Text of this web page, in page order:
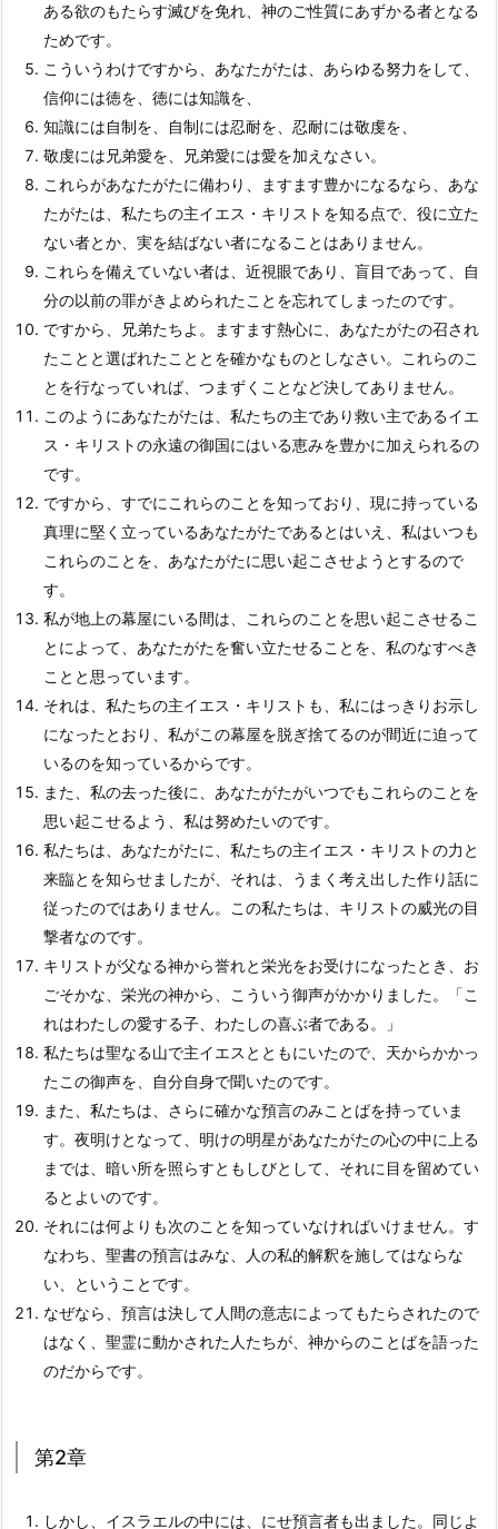
ある欲のもたらす滅びを免れ、神のご性質にあずかる者となる
ためです。
こういうわけですから、あなたがたは、あらゆる努力をして、
信仰には徳を、徳には知識を、
知識には自制を、自制には忍耐を、忍耐には敬虔を、
敬虔には兄弟愛を、兄弟愛には愛を加えなさい。
これらがあなたがたに備わり、ますます豊かになるなら、あな
たがたは、私たちの主イエス・キリストを知る点で、役に立た
ない者とか、実を結ばない者になることはありません。
これらを備えていない者は、近視眼であり、盲目であって、自
分の以前の罪がきよめられたことを忘れてしまったのです。
ですから、兄弟たちよ。ますます熱心に、あなたがたの召され
たことと選ばれたこととを確かなものとしなさい。これらのこ
とを行なっていれば、つまずくことなど決してありません。
このようにあなたがたは、私たちの主であり救い主であるイエ
ス・キリストの永遠の御国にはいる恵みを豊かに加えられるの
です。
ですから、すでにこれらのことを知っており、現に持っている
真理に堅く立っているあなたがたであるとはいえ、私はいつも
これらのことを、あなたがたに思い起こさせようとするので
す。
私が地上の幕屋にいる間は、これらのことを思い起こさせるこ
とによって、あなたがたを奮い立たせることを、私のなすべき
ことと思っています。
それは、私たちの主イエス・キリストも、私にはっきりお示し
になったとおり、私がこの幕屋を脱ぎ捨てるのが間近に迫って
いるのを知っているからです。
また、私の去った後に、あなたがたがいつでもこれらのことを
思い起こせるよう、私は努めたいのです。
私たちは、あなたがたに、私たちの主イエス・キリストの力と
来臨とを知らせましたが、それは、うまく考え出した作り話に
従ったのではありません。この私たちは、キリストの威光の目
撃者なのです。
キリストが父なる神から誉れと栄光をお受けになったとき、お
ごそかな、栄光の神から、こういう御声がかかりました。「こ
れはわたしの愛する子、わたしの喜ぶ者である。」
私たちは聖なる山で主イエスとともにいたので、天からかかっ
たこの御声を、自分自身で聞いたのです。
また、私たちは、さらに確かな預言のみことばを持っていま
す。夜明けとなって、明けの明星があなたがたの心の中に上る
までは、暗い所を照らすともしびとして、それに目を留めてい
るとよいのです。
それには何よりも次のことを知っていなければいけません。す
なわち、聖書の預言はみな、人の私的解釈を施してはならな
い、ということです。
なぜなら、預言は決して人間の意志によってもたらされたので
はなく、聖霊に動かされた人たちが、神からのことばを語った
のだからです。
第2章
しかし、イスラエルの中には、にせ預言者も出ました。同じよ